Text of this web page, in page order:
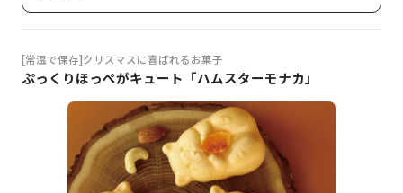
[常温で保存]クリスマスに喜ばれるお菓子
ぷっくりほっぺがキュート「ハムスターモナカ」